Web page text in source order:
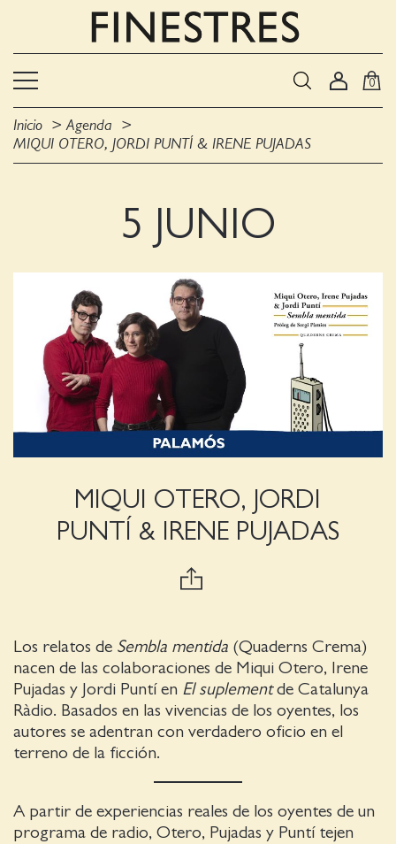
0
Inicio
Agenda
MIQUI OTERO, JORDI PUNTÍ & IRENE PUJADAS
5 JUNIO
MIQUI OTERO, JORDI
PUNTÍ & IRENE PUJADAS
Los relatos de Sembla mentida (Quaderns Crema)
nacen de las colaboraciones de Miqui Otero, Irene
Pujadas y Jordi Puntí en El suplementde Catalunya
Ràdio. Basados en las vivencias de los oyentes, los
autores se adentran con verdadero oficio en el
terreno de la ficción.
A partir de experiencias reales de los oyentes de un
programa de radio, Otero, Pujadas y Puntí tejen